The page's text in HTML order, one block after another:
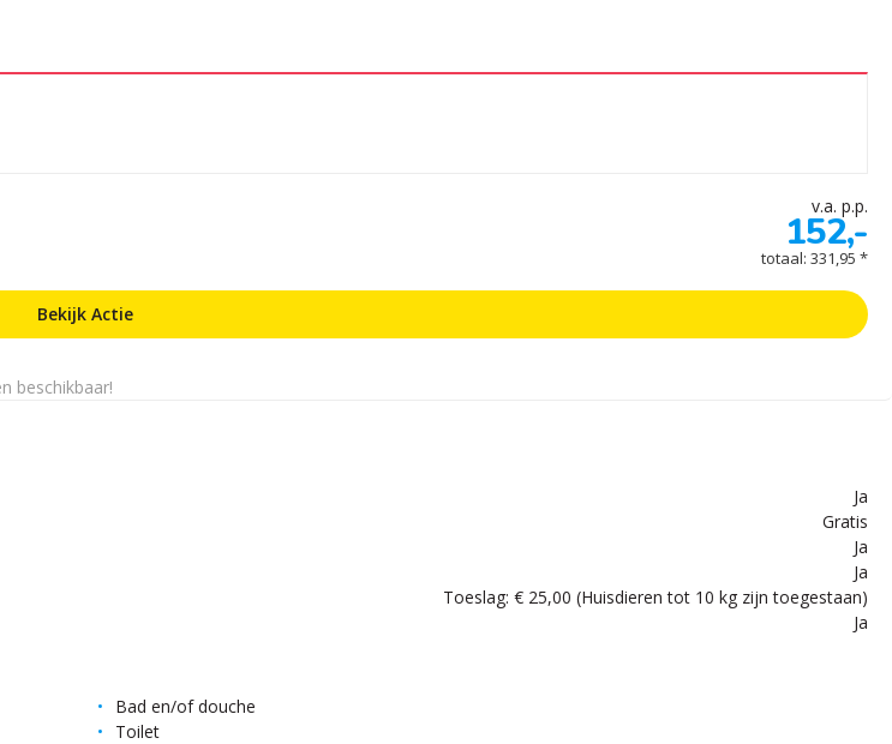
v.a. p.p.
152,-
totaal: 331,95 *
Bekijk Actie
beschikbaar!
Ja
Gratis
Ja
Ja
Toeslag: € 25,00 (Huisdieren tot 10 kg zijn toegestaan)
Ja
Bad en/of douche
Toilet